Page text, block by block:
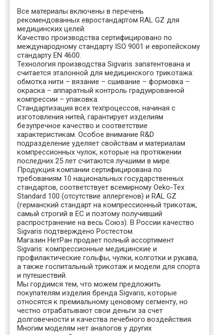
Все материалы включены в перечень
рекомендованных евростандартом RAL GZ для
медицинских целей.
Качество производства сертифицировано по
международному стандарту ISO 9001 и европейскому
стандарту EN 4600.
Технология производства Sigvaris запатентована и
считается эталонной для медицинского трикотажа:
обмотка нити – вязание – сшивание – формовка –
окраска – аппаратный контроль градуированной
компрессии – упаковка.
Стандартизация всех техпроцессов, начиная с
изготовления нитей, гарантирует изделиям
безупречное качество и соответствие
характеристикам. Особое внимание R&D
подразделение уделяет свойствам и материалам
компрессионных чулок, которые на протяжении
последних 25 лет считаются лучшими в мире.
Продукция компании сертифицирована по
требованиям 10 национальных государственных
стандартов, соответствует всемирному Oeko-Tex
Standard 100 (отсутствие аллергенов) и RAL GZ
(германский стандарт на компрессионный трикотаж,
самый строгий в ЕС и поэтому получивший
распространение на весь Союз). В России качество
Sigvaris подтверждено Ростестом.
Магазин НетРан продает полный ассортимент
Sigvaris: компрессионные медицинские и
профилактические гольфы, чулки, колготки и рукава,
а также госпитальный трикотаж и модели для спорта
и путешествий.
Мы гордимся тем, что можем предложить
покупателям изделия бренда Sigvaris, которые
относятся к премиальному ценовому сегменту, но
честно отрабатывают свои деньги за счет
долговечности и качества лечебного воздействия.
Многим моделям нет аналогов у других